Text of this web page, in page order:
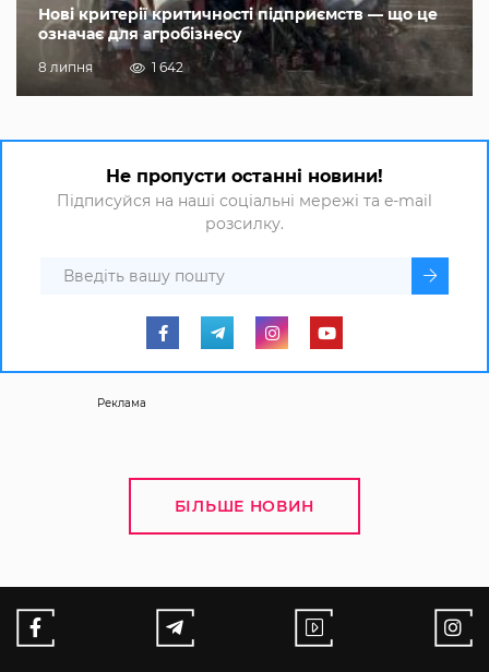
Нові критерії критичності підприємств — що це
означає для агробізнесу
8 липня 1 642
Не пропусти останні новини!
Підписуйся на наші соціальні мережі та e-mail
розсилку.
Реклама
БІЛЬШЕ НОВИН